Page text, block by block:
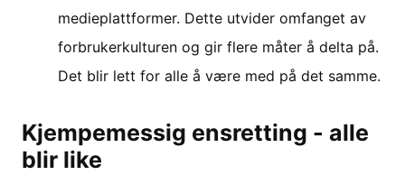
medieplattformer. Dette utvider omfanget av
forbrukerkulturen og gir flere måter å delta på.
Det blir lett for alle å være med på det samme.
Kjempemessig ensretting - alle
blir like